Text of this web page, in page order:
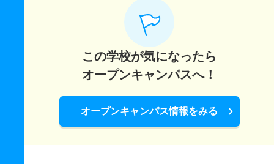
この学校が気になったら
オープンキャンパスへ！
オープンキャンパス情報をみる